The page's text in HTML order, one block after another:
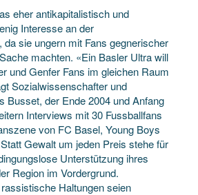
eher antikapitalistisch und
Interesse an der
da sie ungern mit Fans gegnerischer
machten. «Ein Basler Ultra will
und Genfer Fans im gleichen Raum
Sozialwissenschafter und
Busset, der Ende 2004 und Anfang
Interviews mit 30 Fussballfans
von FC Basel, Young Boys
Gewalt um jeden Preis stehe für
Unterstützung ihres
Region im Vordergrund.
Haltungen seien